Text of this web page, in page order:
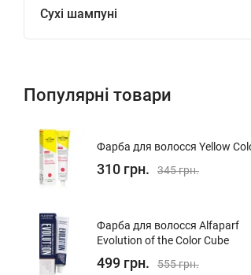
Сухі шампуні
Популярні товари
Фарба для волосся Yellow
310 грн. 345 грн.
Фарба для волосся Alfaparf
Evolution of the Color Cube
499 грн. 555 грн.